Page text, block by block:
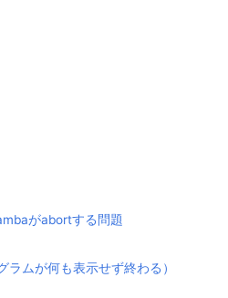
がabortする問題
ムが何も表示せず終わる）